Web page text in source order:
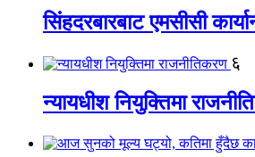
सिंहदरबारबाट एमसीसी
६
न्यायधीश नियुक्तिमा